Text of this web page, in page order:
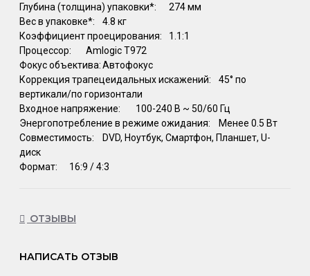
Глубина (толщина) упаковки*:
274 мм
Вес в упаковке*:
4.8 кг
Коэффициент проецирования:
1.1:1
Процессор:
Amlogic T972
Фокус объектива:Автофокус
Коррекция трапецеидальных искажений:
45° по
вертикали/по горизонтали
Входное напряжение:
100-240 В ~ 50/60 Гц
Энергопотребление в режиме ожидания:
Менее 0.5 Вт
Совместимость:
DVD, Ноутбук, Смартфон, Планшет, U-
диск
Формат:
16:9 / 4:3
ОТЗЫВЫ
НАПИСАТЬ ОТЗЫВ